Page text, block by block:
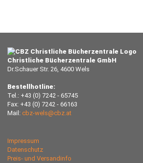
Christliche Bücherzentrale GmbH
Dr.Schauer Str. 26, 4600 Wels
Bestellhotline:
Tel.: +43 (0) 7242 - 65745
Fax: +43 (0) 7242 - 66163
Mail: cbz-wels@cbz.at
Impressum
Datenschutz
Preis- und Versandinfo